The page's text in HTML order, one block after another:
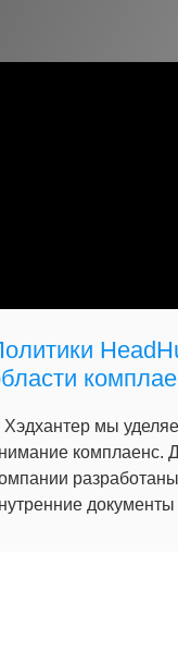
Хэдхантер мы
комплаенс.
документы